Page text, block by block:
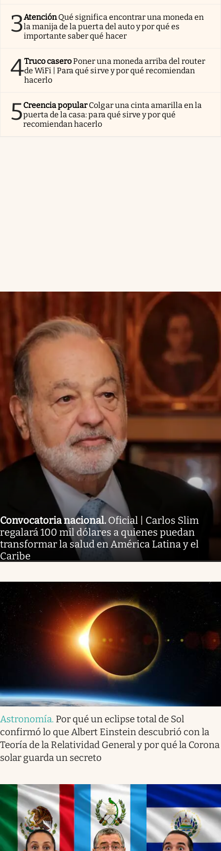
3AtenciónQué significa encontrar una moneda en
la manija de la puerta del auto y por qué es
importante saber qué hacer
4Truco caseroPoner una moneda arriba del router
de WiFi | Para qué sirve y por qué recomiendan
hacerlo
5Creencia popularColgar una cinta amarilla en la
puerta de la casa: para qué sirve y por qué
recomiendan hacerlo
Convocatoria nacional. Oficial | Carlos Slim
regalará 100 mil dólares a quienes puedan
transformar la salud en América Latina y el
Caribe
Astronomía. Por qué un eclipse total de Sol
confirmó lo que Albert Einstein descubrió con la
Teoría de la Relatividad General y por qué la Corona
solar guarda un secreto